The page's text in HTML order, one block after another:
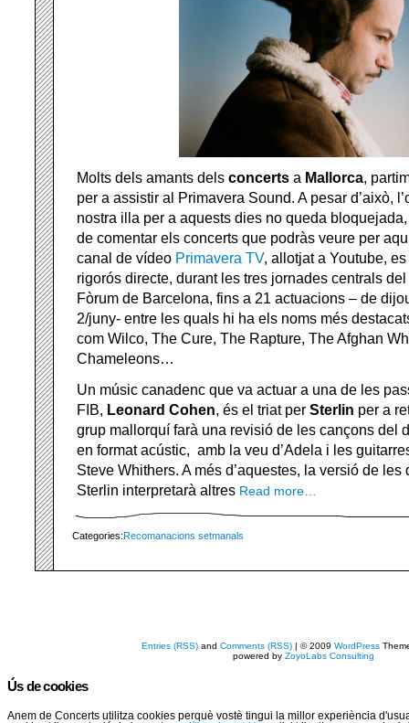
Molts dels amants dels concerts a Mallorca,
per a assistir al Primavera Sound. A pesar d’això,
nostra illa per a aquests dies no queda
de comentar els concerts que podràs veure per
canal de vídeo Primavera TV, allotjat a Youtube,
rigorós directe, durant les tres jornades centrals
Fòrum de Barcelona, fins a 21 actuacions – de
2/juny- entre les quals hi ha els noms més
com Wilco, The Cure, The Rapture, The Afghan
Chameleons…
Un músic canadenc que va actuar a una de les
FIB, Leonard Cohen, és el triat per Sterlin per a
grup mallorquí farà una revisió de les cançons del
en format acústic, amb la veu d’Adela i les
Steve Whithers. A més d’aquestes, la versió de
Sterlin interpretarà altres Read more…
Categories:Recomanacions setmanals
Entries (RSS) andComments (RSS) | © 2009WordPress
powered byZoyoLabs Consulting
Ús de cookies
Anem de Concerts utilitza cookies perquè vostè tingui la millor experiència